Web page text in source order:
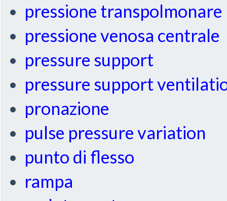
pressione transpolmonare
pressione venosa centrale
pressure support
pressure support
pronazione
pulse pressure variation
punto di flesso
rampa